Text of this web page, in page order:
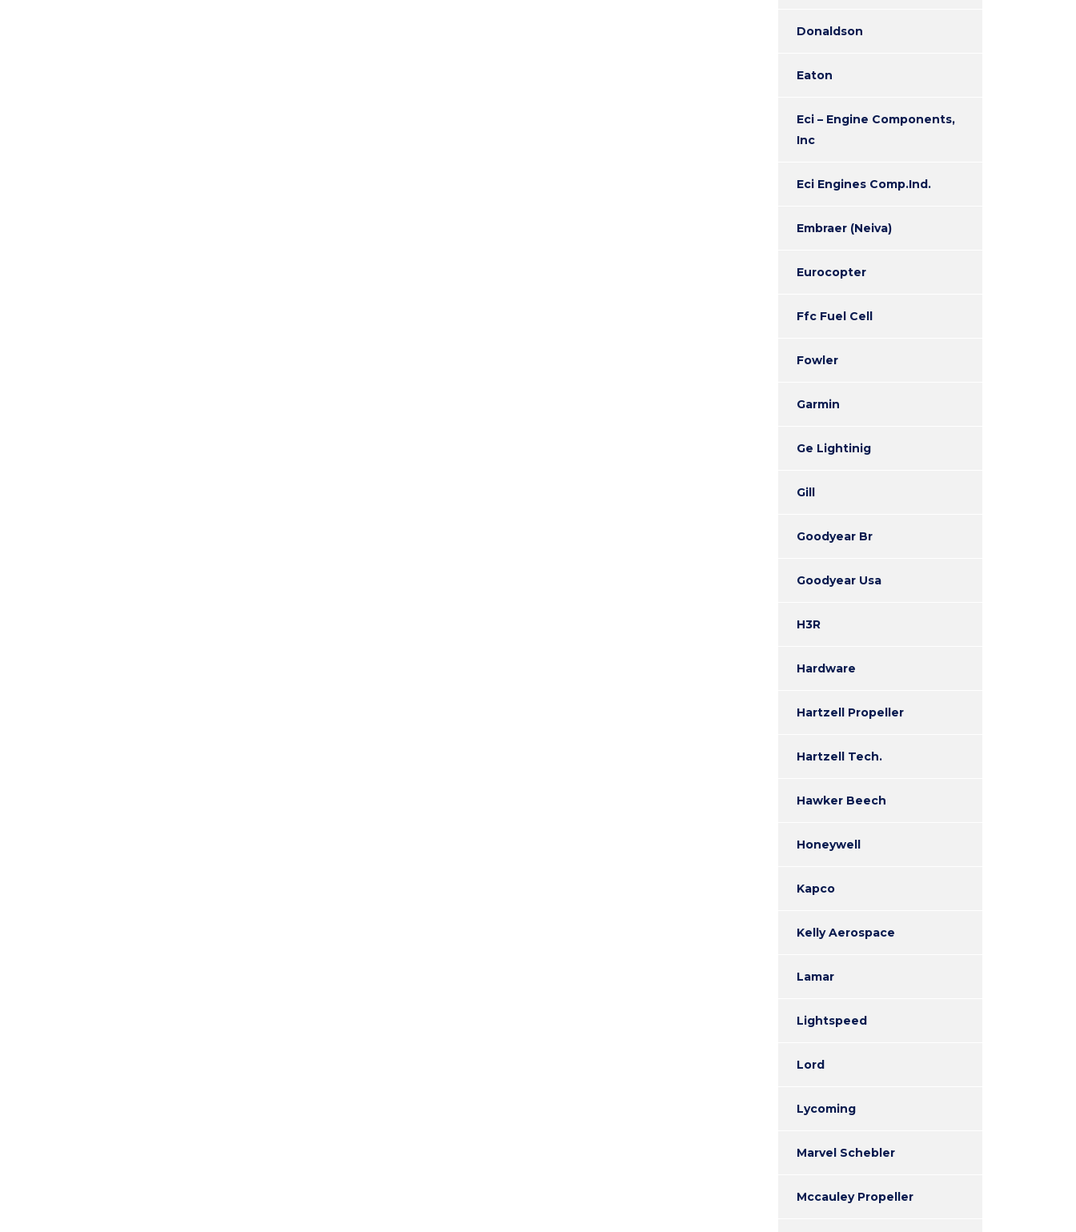
Donaldson
Eaton
Eci – Engine Components,
Inc
Eci Engines Comp.Ind.
Embraer (Neiva)
Eurocopter
Ffc Fuel Cell
Fowler
Garmin
Ge Lightinig
Gill
Goodyear Br
Goodyear Usa
H3R
Hardware
Hartzell Propeller
Hartzell Tech.
Hawker Beech
Honeywell
Kapco
Kelly Aerospace
Lamar
Lightspeed
Lord
Lycoming
Marvel Schebler
Mccauley Propeller